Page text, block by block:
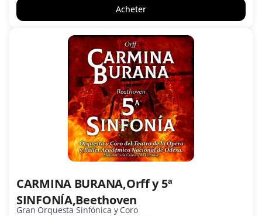
Acheter
SINFONÍA,Beethoven
CARMINA BURANA,Orff y 5ª
SINFONÍA,Beethoven
Gran Orquesta Sinfónica y Coro